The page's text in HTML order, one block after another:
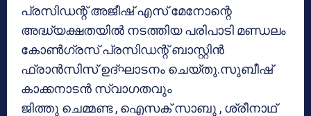
പ്രസിഡന്റ് അജീഷ് എസ് മേനോന്റെ
അദ്ധ്യക്ഷതയിൽ നടത്തിയ പരിപാടി മണ്ഡലം
കോൺഗ്രസ് പ്രസിഡന്റ് ബാസ്റ്റിൻ
ഫ്രാൻസിസ് ഉദ്ഘാടനം ചെയ്തു.സുബീഷ്
കാക്കനാടൻ സ്വാഗതവും
ജിത്തു ചെമ്മണ്ട , ഐസക് സാബു , ശ്രീനാഥ്